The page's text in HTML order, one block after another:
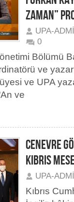
ZAMAN”
UPA-
0
Bölümü
ve
ve UPA
ve
CENEVRE
KIBRIS
UPA-
Kıbrıs